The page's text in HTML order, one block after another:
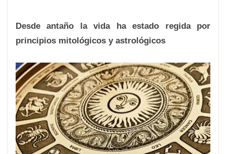
Desde antaño la vida ha estado regida por
principios mitológicos y astrológicos